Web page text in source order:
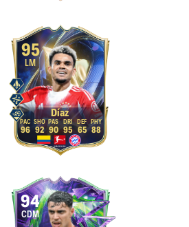
95
LM
Díaz
96 92 90 95 65 88
94
CDM